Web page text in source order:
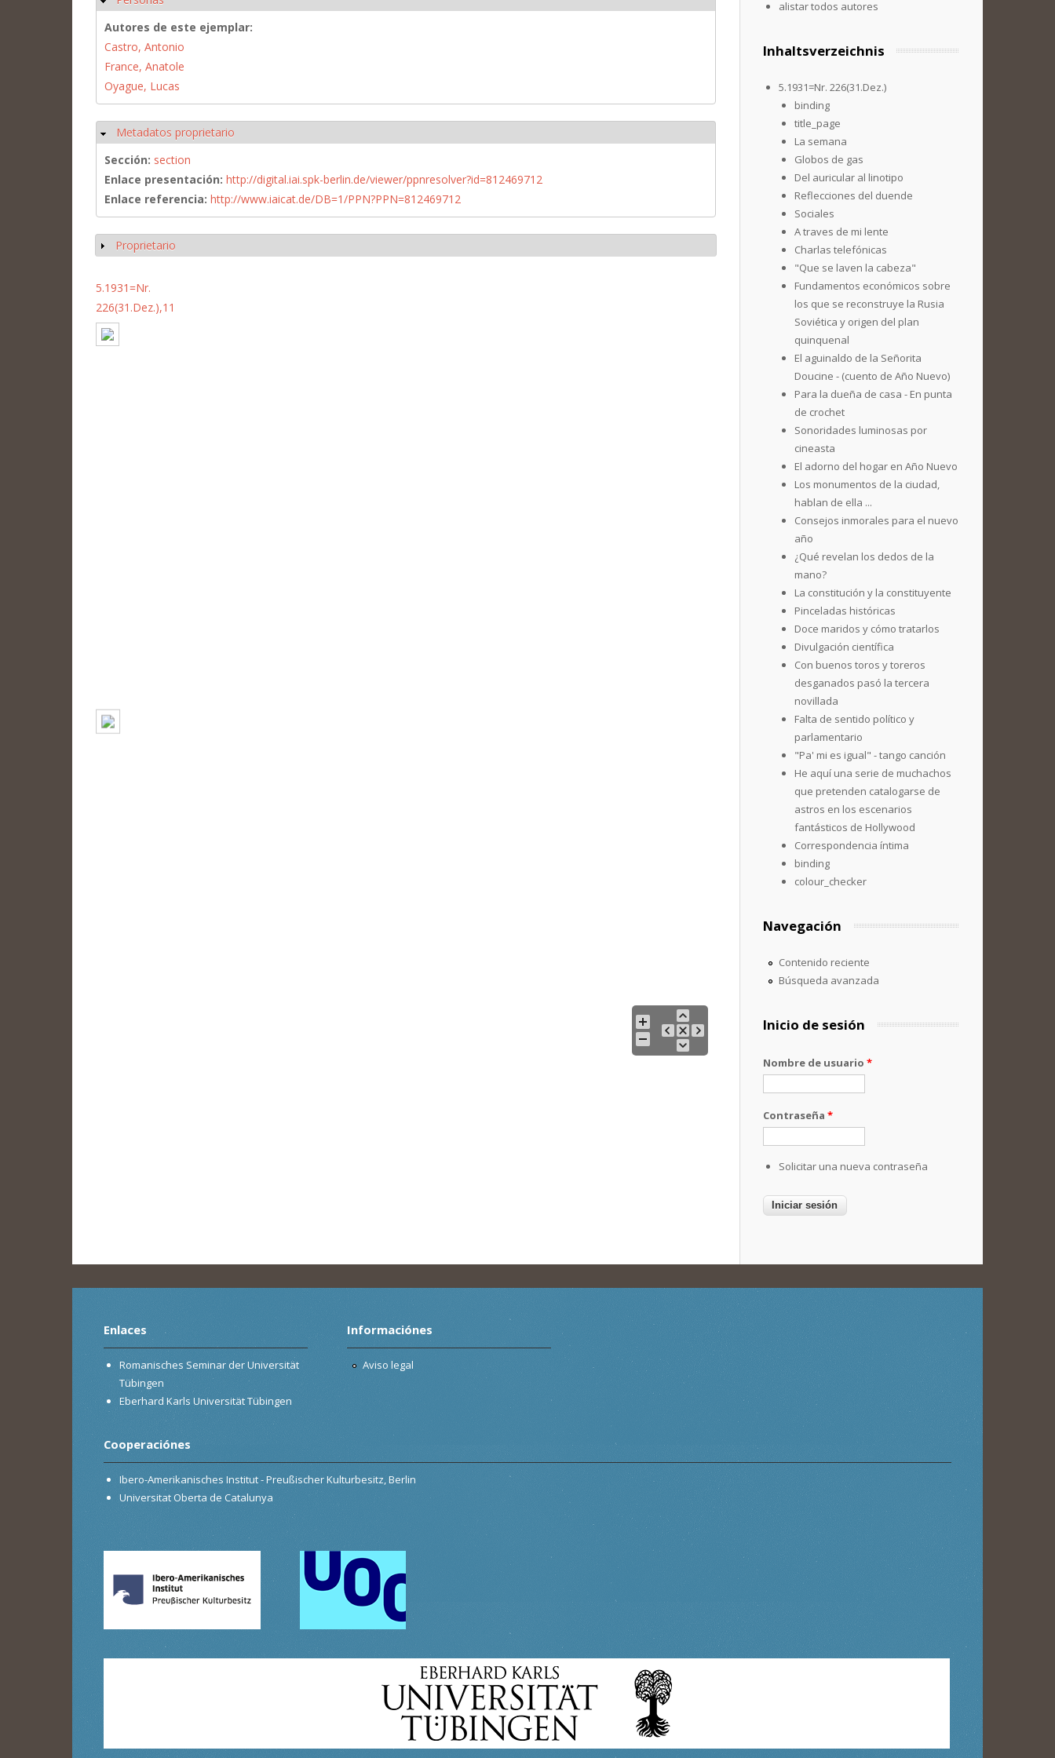
Autores de este ejemplar:
Castro, Antonio
France, Anatole
Oyague, Lucas
Ocultar
Metadatos proprietario
Sección: section
Enlace presentación: http://digital.iai.spk-berlin.de/viewer/ppnresolver?id=812469712
Enlace referencia: http://www.iaicat.de/DB=1/PPN?PPN=812469712
Mostrar
Proprietario
5.1931=Nr.
226(31.Dez.),11
alistar todos autores
Inhaltsverzeichnis
5.1931=Nr. 226(31.Dez.)
binding
title_page
La semana
Globos de gas
Del auricular al linotipo
Reflecciones del duende
Sociales
A traves de mi lente
Charlas telefónicas
"Que se laven la cabeza"
Fundamentos económicos sobre
los que se reconstruye la Rusia
Soviética y origen del plan
quinquenal
El aguinaldo de la Señorita
Doucine - (cuento de Año Nuevo)
Para la dueña de casa - En punta
de crochet
Sonoridades luminosas por
cineasta
El adorno del hogar en Año Nuevo
Los monumentos de la ciudad,
hablan de ella ...
Consejos inmorales para el nuevo
año
¿Qué revelan los dedos de la
mano?
La constitución y la constituyente
Pinceladas históricas
Doce maridos y cómo tratarlos
Divulgación científica
Con buenos toros y toreros
desganados pasó la tercera
novillada
Falta de sentido político y
parlamentario
"Pa' mi es igual" - tango canción
He aquí una serie de muchachos
que pretenden catalogarse de
astros en los escenarios
fantásticos de Hollywood
Correspondencia íntima
binding
colour_checker
Navegación
Contenido reciente
Búsqueda avanzada
Inicio de sesión
Nombre de usuario *
Contraseña *
Solicitar una nueva contraseña
Enlaces
Romanisches Seminar der Universität
Tübingen
Eberhard Karls Universität Tübingen
Informaciónes
Aviso legal
Cooperaciónes
Ibero-Amerikanisches Institut - Preußischer Kulturbesitz, Berlin
Universitat Oberta de Catalunya